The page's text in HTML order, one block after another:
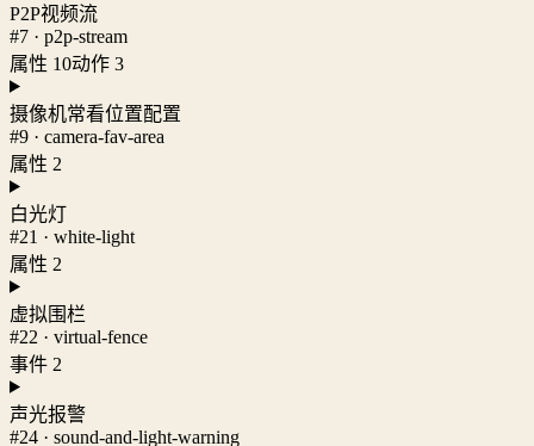
P2P视频流
#7 · p2p-stream
属性 10动作 3
摄像机常看位置配置
#9 · camera-fav-area
属性 2
白光灯
#21 · white-light
属性 2
虚拟围栏
#22 · virtual-fence
事件 2
声光报警
#24 · sound-and-light-warning